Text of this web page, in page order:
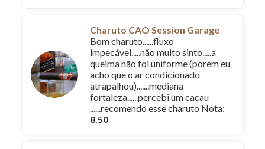
Charuto CAO Session Garage
Bom charuto......fluxo
impecável.....não muito sinto.....a
queima não foi uniforme (porém eu
acho que o ar condicionado
atrapalhou).......mediana
fortaleza......percebi um cacau
......recomendo esse charuto Nota:
8.50